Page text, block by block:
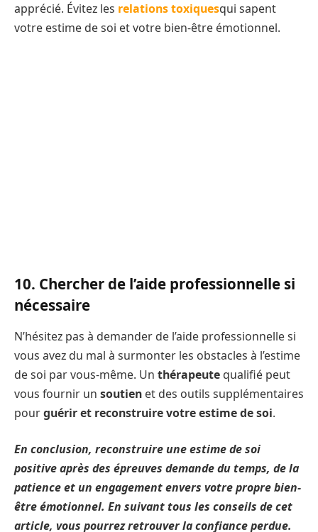
apprécié. Évitez les relations toxiquesqui sapent
votre estime de soi et votre bien-être émotionnel.
10. Chercher de l’aide professionnelle si
nécessaire
N’hésitez pas à demander de l’aide professionnelle si
vous avez du mal à surmonter les obstacles à l’estime
de soi par vous-même. Un thérapeute qualifié peut
vous fournir un soutien et des outils supplémentaires
pourguérir et reconstruire votre estime de soi.
En conclusion, reconstruire une estime de soi
positive après des épreuves demande du temps, de la
patience et un engagement envers votre propre bien-
être émotionnel. En suivant tous les conseils de cet
article, vous pourrez retrouver la confiance perdue.